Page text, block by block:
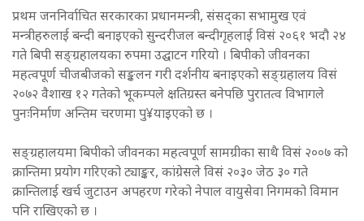
प्रथम जननिर्वाचित सरकारका प्रधानमन्त्री, संसद्का सभामुख एवं
मन्त्रीहरुलाई बन्दी बनाइएको सुन्दरीजल बन्दीगृहलाई विसं २०६१ भदौ २४
गते बिपी सङ्ग्रहालयका रुपमा उद्घाटन गरियो । बिपीको जीवनका
महत्वपूर्ण चीजबीजको सङ्कलन गरी दर्शनीय बनाइएको सङ्ग्रहालय विसं
२०७२ वैशाख १२ गतेको भूकम्पले क्षतिग्रस्त बनेपछि पुरातत्व विभागले
पुनःनिर्माण अन्तिम चरणमा पु¥याइएको छ ।
सङ्ग्रहालयमा बिपीको जीवनका महत्वपूर्ण सामग्रीका साथै विसं २००७ को
क्रान्तिमा प्रयोग गरिएको ट्याङ्कर, कांग्रेसले विसं २०३० जेठ ३० गते
क्रान्तिलाई खर्च जुटाउन अपहरण गरेको नेपाल वायुसेवा निगमको विमान
पनि राखिएको छ ।